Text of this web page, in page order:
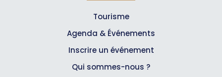
Tourisme
Agenda & Événements
Inscrire un événement
Qui sommes-nous ?